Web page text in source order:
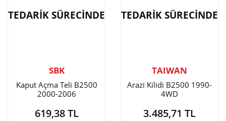
TEDARİK SÜRECİNDE
SBK
Kaput Açma Teli B2500
2000-2006
619,38 TL
TEDARİK SÜRECİNDE
TAIWAN
Arazi Kilidi B2500 1990-
4WD
3.485,71 TL